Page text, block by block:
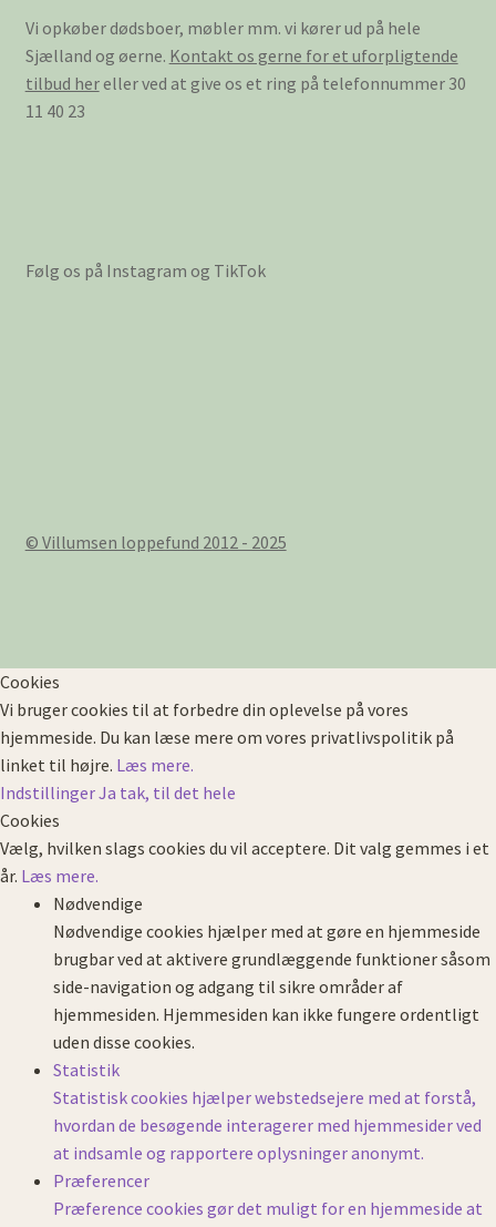
Vi opkøber dødsboer, møbler mm. vi kører ud på hele
Sjælland og øerne. Kontakt os gerne for et uforpligtende
tilbud hereller ved at give os et ring på telefonnummer 30
11 40 23
Følg os på Instagram og TikTok
© Villumsen loppefund 2012 - 2025
Cookies
Vi bruger cookies til at forbedre din oplevelse på vores
hjemmeside. Du kan læse mere om vores privatlivspolitik på
linket til højre. Læs mere.
IndstillingerJa tak, til det hele
Cookies
Vælg, hvilken slags cookies du vil acceptere. Dit valg gemmes i et
år. Læs mere.
Nødvendige
Nødvendige cookies hjælper med at gøre en hjemmeside
brugbar ved at aktivere grundlæggende funktioner såsom
side-navigation og adgang til sikre områder af
hjemmesiden. Hjemmesiden kan ikke fungere ordentligt
uden disse cookies.
Statistik
Statistisk cookies hjælper webstedsejere med at forstå,
hvordan de besøgende interagerer med hjemmesider ved
at indsamle og rapportere oplysninger anonymt.
Præferencer
Præference cookies gør det muligt for en hjemmeside at